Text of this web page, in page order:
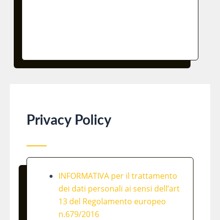
Privacy Policy
INFORMATIVA per il trattamento
dei dati personali ai sensi dell’art
13 del Regolamento europeo
n.679/2016